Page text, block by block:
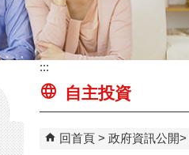
:::
自主投資
回首頁 政府資訊公開